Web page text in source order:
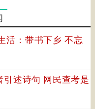
活：带书下乡 不忘
述诗句 网民查考是